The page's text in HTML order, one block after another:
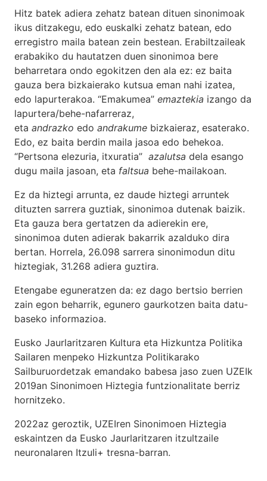
Hitz batek adiera zehatz batean dituen sinonimoak
ikus ditzakegu, edo euskalki zehatz batean, edo
erregistro maila batean zein bestean. Erabiltzaileak
erabakiko du hautatzen duen sinonimoa bere
beharretara ondo egokitzen den ala ez: ez baita
gauza bera bizkaierako kutsua eman nahi izatea,
edo lapurterakoa. “Emakumea” emaztekia izango da
lapurtera/behe-nafarreraz,
eta andrazko edo andrakume bizkaieraz, esaterako.
Edo, ez baita berdin maila jasoa edo behekoa.
“Pertsona elezuria, itxuratia” azalutsa dela esango
dugu maila jasoan, eta faltsua behe-mailakoan.
Ez da hiztegi arrunta, ez daude hiztegi arruntek
dituzten sarrera guztiak, sinonimoa dutenak baizik.
Eta gauza bera gertatzen da adierekin ere,
sinonimoa duten adierak bakarrik azalduko dira
bertan. Horrela, 26.098 sarrera sinonimodun ditu
hiztegiak, 31.268 adiera guztira.
Etengabe eguneratzen da: ez dago bertsio berrien
zain egon beharrik, egunero gaurkotzen baita datu-
baseko informazioa.
Eusko Jaurlaritzaren Kultura eta Hizkuntza Politika
Sailaren menpeko Hizkuntza Politikarako
Sailburuordetzak emandako babesa jaso zuen UZEIk
2019an Sinonimoen Hiztegia funtzionalitate berriz
hornitzeko.
2022az geroztik, UZEIren Sinonimoen Hiztegia
eskaintzen da Eusko Jaurlaritzaren itzultzaile
neuronalaren Itzuli+ tresna-barran.